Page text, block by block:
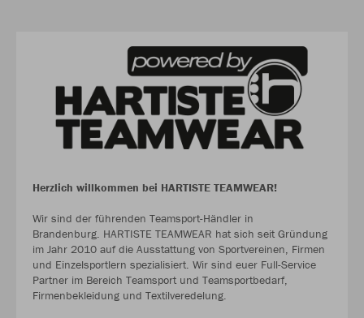
Herzlich willkommen bei HARTISTE TEAMWEAR!
Wir sind der führenden Teamsport-Händler in
Brandenburg. HARTISTE TEAMWEAR hat sich seit Gründung
im Jahr 2010 auf die Ausstattung von Sportvereinen, Firmen
und Einzelsportlern spezialisiert. Wir sind euer Full-Service
Partner im Bereich Teamsport und Teamsportbedarf,
Firmenbekleidung und Textilveredelung.